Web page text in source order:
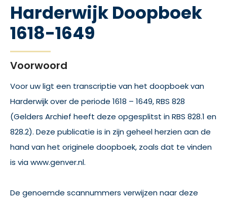
Harderwijk Doopboek
1618-1649
Voorwoord
Voor uw ligt een transcriptie van het doopboek van
Harderwijk over de periode 1618 – 1649, RBS 828
(Gelders Archief heeft deze opgesplitst in RBS 828.1 en
828.2). Deze publicatie is in zijn geheel herzien aan de
hand van het originele doopboek, zoals dat te vinden
is via www.genver.nl.
De genoemde scannummers verwijzen naar deze